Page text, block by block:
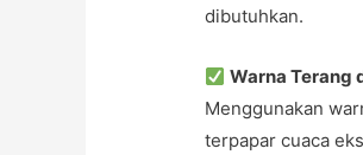
dibutuhkan.
Warna Terang
Menggunakan
terpapar cuaca